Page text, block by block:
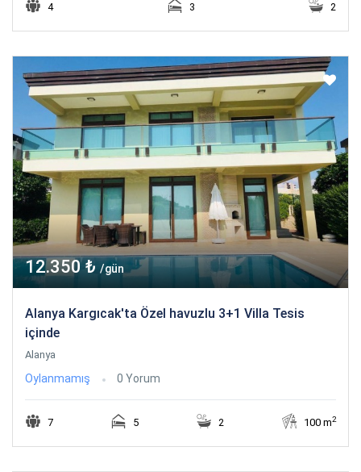
4 3 2
12.350 ₺/gün
Alanya Kargıcak'ta Özel havuzlu 3+1 Villa Tesis
içinde
Alanya
Oylanmamış 0 Yorum
7 5 2 100 m2